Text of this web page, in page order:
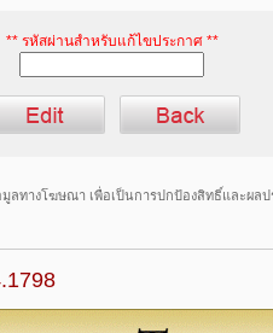
** รหัสผ่านสำหรับแก้ไขประกาศ **
ทางโฆษณา เพื่อเป็นการปกป้องสิทธิ์และผลป